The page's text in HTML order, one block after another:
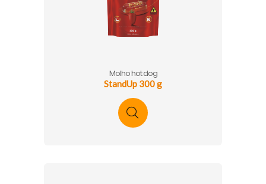
Molho hot dog
StandUp 300 g